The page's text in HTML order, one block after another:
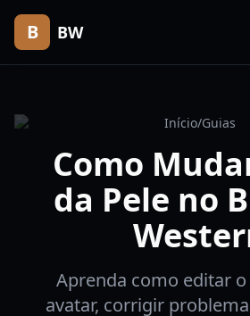
B BW
Início/Guias
Como
da Pele no
Aprenda como editar
avatar, corrigir